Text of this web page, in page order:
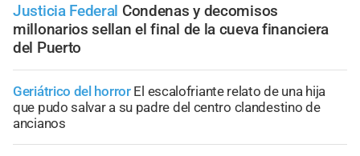
Justicia Federal Condenas y decomisos
millonarios sellan el final de la cueva financiera
del Puerto
Geriátrico del horror El escalofriante relato de una hija
que pudo salvar a su padre del centro clandestino de
ancianos